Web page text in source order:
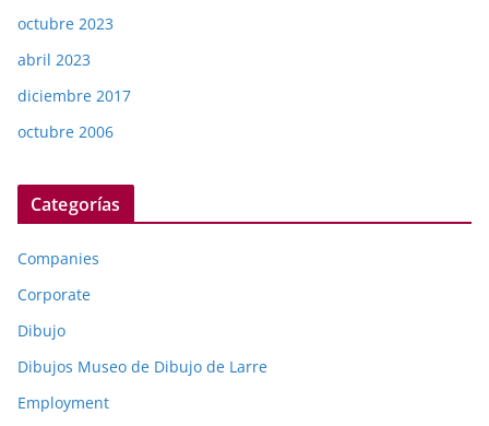
octubre 2023
abril 2023
diciembre 2017
octubre 2006
Categorías
Companies
Corporate
Dibujo
Dibujos Museo de Dibujo de Larre
Employment